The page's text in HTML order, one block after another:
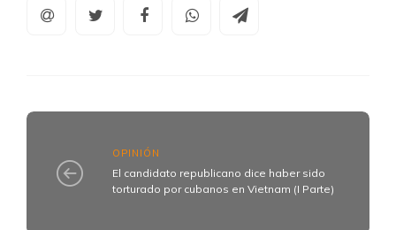
OPINIÓN
El candidato republicano dice haber sido
torturado por cubanos en Vietnam (I Parte)